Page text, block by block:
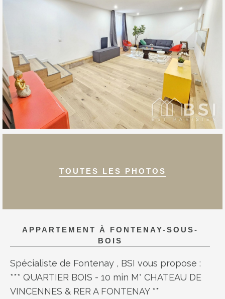
TOUTES LES PHOTOS
APPARTEMENT À FONTENAY-SOUS-
BOIS
Spécialiste de Fontenay , BSI vous propose :
*** QUARTIER BOIS - 10 min M° CHATEAU DE
VINCENNES & RER A FONTENAY **